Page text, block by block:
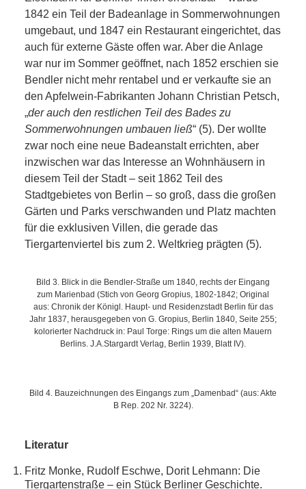
1842 ein Teil der Badeanlage in Sommerwohnungen
umgebaut, und 1847 ein Restaurant eingerichtet, das
auch für externe Gäste offen war. Aber die Anlage
war nur im Sommer geöffnet, nach 1852 erschien sie
Bendler nicht mehr rentabel und er verkaufte sie an
den Apfelwein-Fabrikanten Johann Christian Petsch,
„der auch den restlichen Teil des Bades zu
Sommerwohnungen umbauen ließ“ (5). Der wollte
zwar noch eine neue Badeanstalt errichten, aber
inzwischen war das Interesse an Wohnhäusern in
diesem Teil der Stadt – seit 1862 Teil des
Stadtgebietes von Berlin – so groß, dass die großen
Gärten und Parks verschwanden und Platz machten
für die exklusiven Villen, die gerade das
Tiergartenviertel bis zum 2. Weltkrieg prägten (5).
Bild 3. Blick in die Bendler-Straße um 1840, rechts der Eingang
zum Marienbad (Stich von Georg Gropius, 1802-1842; Original
aus: Chronik der Königl. Haupt- und Residenzstadt Berlin für das
Jahr 1837, herausgegeben von G. Gropius, Berlin 1840, Seite 255;
kolorierter Nachdruck in: Paul Torge: Rings um die alten Mauern
Berlins. J.A.Stargardt Verlag, Berlin 1939, Blatt IV).
Bild 4. Bauzeichnungen des Eingangs zum „Damenbad“ (aus: Akte
B Rep. 202 Nr. 3224).
Literatur
Fritz Monke, Rudolf Eschwe, Dorit Lehmann: Die
Tiergartenstraße – ein Stück Berliner Geschichte.